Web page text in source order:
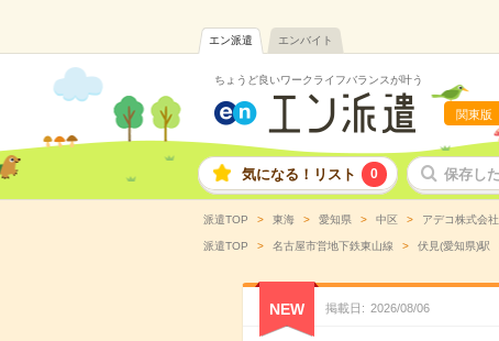
エン派遣 エンバイト
ちょうど良いワークライフバランスが叶う
関東版
気になる！リスト 0 保存し
派遣TOP 東海 愛知県 中区 アデコ株式会社
派遣TOP 名古屋市営地下鉄東山線 伏見(愛知県)駅
NEW 掲載日 2026/08/06